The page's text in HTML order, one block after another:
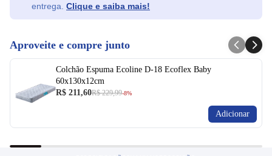
Ficou com dúvida e não quer perder a oportunidade?
entrega. Clique e saiba mais!
Aproveite e compre junto
Colchão Espuma Ecoline D-18 Ecoflex Baby
60x130x12cm
R$ 211,60R$ 229,99-8%
Adicionar